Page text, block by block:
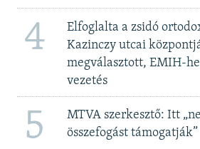
4
Elfoglalta a zsidó
Kazinczy utcai
megválasztott, EMIH-
vezetés
5
MTVA szerkesztő: Itt
összefogást támogatják”